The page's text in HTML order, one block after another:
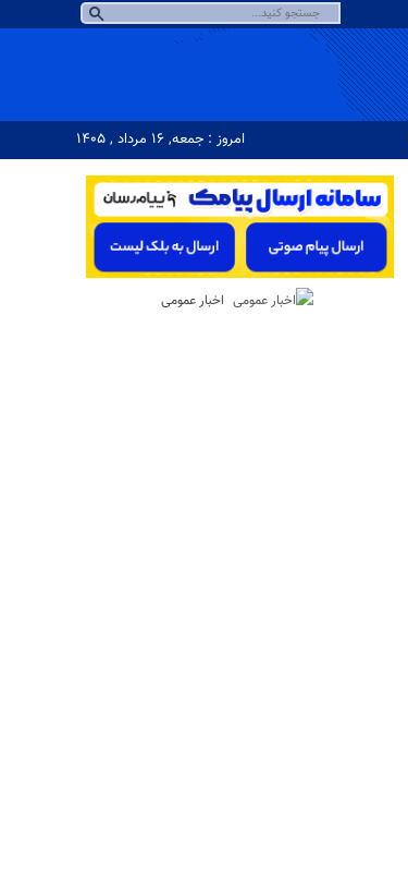
امروز : جمعه, ۱۶ مرداد , ۱۴۰۵
اخبار عمومی